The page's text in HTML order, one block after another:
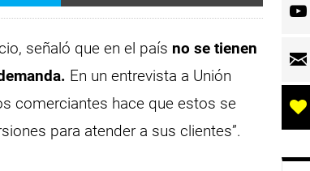
señaló que en el país no se tienen
En un entrevista a Unión
comerciantes hace que estos se
para atender a sus clientes”.